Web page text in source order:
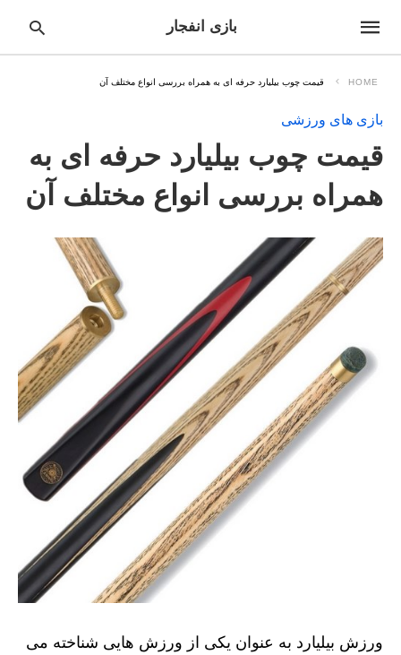
بازی انفجار
HOME قیمت چوب بیلیارد حرفه ای به همراه بررسی انواع مختلف آن
بازی های ورزشی
قیمت چوب بیلیارد حرفه ای به
همراه بررسی انواع مختلف آن
ورزش بیلیارد به عنوان یکی از ورزش‌ هایی شناخته می‌